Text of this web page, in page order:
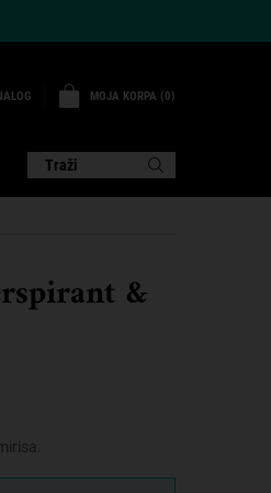
MOJA KORPA 0
0 PROIZVOD
Traži
&